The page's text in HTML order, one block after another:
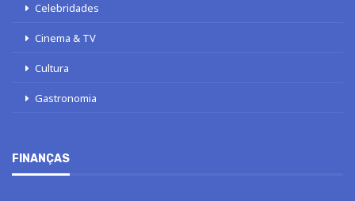
Celebridades
Cinema & TV
Cultura
Gastronomia
FINANÇAS